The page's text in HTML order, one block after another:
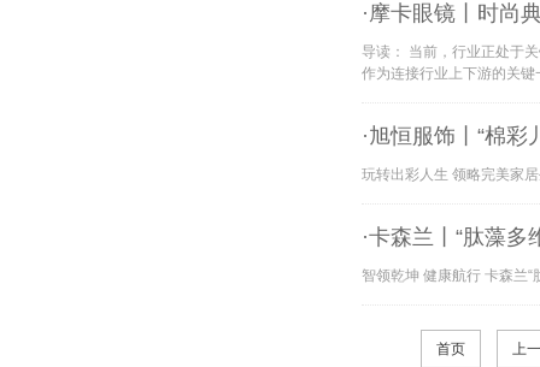
·摩卡眼镜丨时尚
导读： 当前，行业正处于
作为连接行业上下游的关
·旭恒服饰丨“棉
玩转出彩人生 领略完美家
·卡森兰丨“肽藻
智领乾坤 健康航行 卡森兰
首页 上